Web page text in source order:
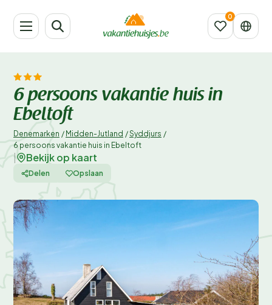
6 persoons vakantie huis in
Ebeltoft
Denemarken / Midden-Jutland /Syddjurs /
6 persoons vakantie huis in Ebeltoft
Bekijk op kaart
Delen Opslaan